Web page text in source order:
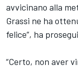
avvicinano alla
Grassi ne ha
felice”, ha
“Certo, non aver